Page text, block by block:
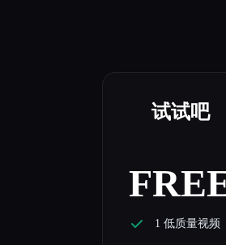
试试吧
1 低质量视频